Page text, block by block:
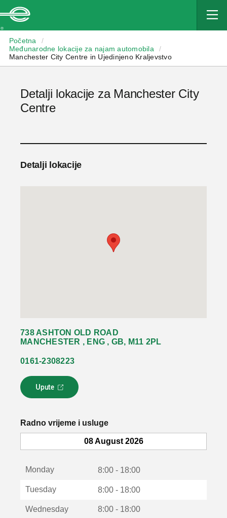
Početna
/
Međunarodne lokacije za najam automobila
/
Manchester City Centre in Ujedinjeno Kraljevstvo
Detalji lokacije za Manchester City
Centre
Detalji lokacije
738 ASHTON OLD ROAD
MANCHESTER , ENG , GB, M11 2PL
0161-2308223
Upute
L
i
k
o
u
Radno vrijeme i usluge
08 August 2026
Monday 8:00 - 18:00
Tuesday 8:00 - 18:00
Wednesday 8:00 - 18:00